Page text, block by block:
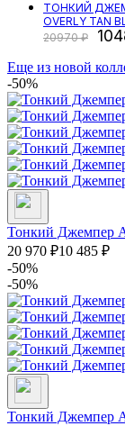
ТОНКИЙ
OVERLY TAN
20970
Еще из новой
-50%
Тонкий Джемпер
20 970 ₽10 485 ₽
-50%
-50%
Тонкий Джемпер